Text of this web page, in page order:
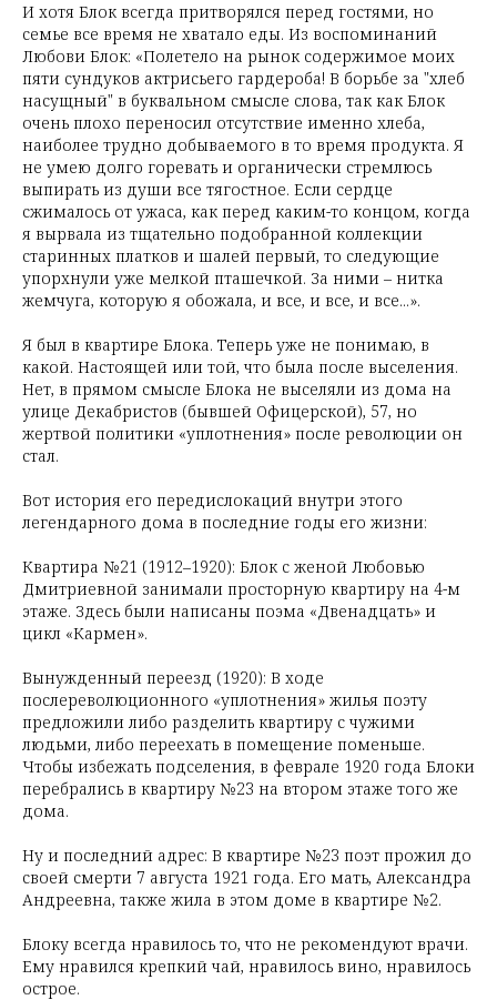
И хотя Блок всегда притворялся перед гостями, но
семье все время не хватало еды. Из воспоминаний
Любови Блок: «Полетело на рынок содержимое моих
пяти сундуков актрисьего гардероба! В борьбе за "хлеб
насущный" в буквальном смысле слова, так как Блок
очень плохо переносил отсутствие именно хлеба,
наиболее трудно добываемого в то время продукта. Я
не умею долго горевать и органически стремлюсь
выпирать из души все тягостное. Если сердце
сжималось от ужаса, как перед каким-то концом, когда
я вырвала из тщательно подобранной коллекции
старинных платков и шалей первый, то следующие
упорхнули уже мелкой пташечкой. За ними – нитка
жемчуга, которую я обожала, и все, и все, и все...».
Я был в квартире Блока. Теперь уже не понимаю, в
какой. Настоящей или той, что была после выселения.
Нет, в прямом смысле Блока не выселяли из дома на
улице Декабристов (бывшей Офицерской), 57, но
жертвой политики «уплотнения» после революции он
стал.
Вот история его передислокаций внутри этого
легендарного дома в последние годы его жизни:
Квартира №21 (1912–1920): Блок с женой Любовью
Дмитриевной занимали просторную квартиру на 4-м
этаже. Здесь были написаны поэма «Двенадцать» и
цикл «Кармен».
Вынужденный переезд (1920): В ходе
послереволюционного «уплотнения» жилья поэту
предложили либо разделить квартиру с чужими
людьми, либо переехать в помещение поменьше.
Чтобы избежать подселения, в феврале 1920 года Блоки
перебрались в квартиру №23 на втором этаже того же
дома.
Ну и последний адрес: В квартире №23 поэт прожил до
своей смерти 7 августа 1921 года. Его мать, Александра
Андреевна, также жила в этом доме в квартире №2.
Блоку всегда нравилось то, что не рекомендуют врачи.
Ему нравился крепкий чай, нравилось вино, нравилось
острое.